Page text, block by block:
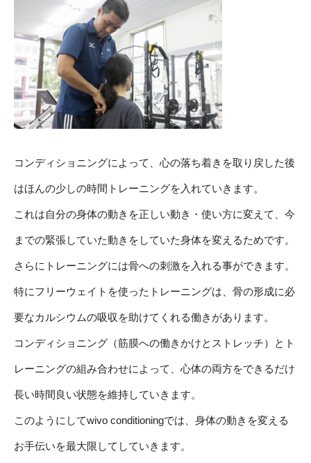
コンディショニングによって、心の落ち着きを取り戻した後
はほんの少しの時間トレーニングを入れていきます。
これは自分の身体の動きを正しい動き・使い方に変えて、今
までの緊張していた動きをしていた身体を変えるためです。
さらにトレーニングには骨への刺激を入れる事ができます。
特にフリーウェイトを使ったトレーニングは、骨の形成に必
要なカルシウムの吸収を助けてくれる働きがあります。
コンディショニング（筋膜への働きかけとストレッチ）とト
レーニングの組み合わせによって、心体の両方をできるだけ
長い時間良い状態を維持していきます。
このようにしてwivo conditioningでは、身体の動きを変える
お手伝いを最大限してしていきます。